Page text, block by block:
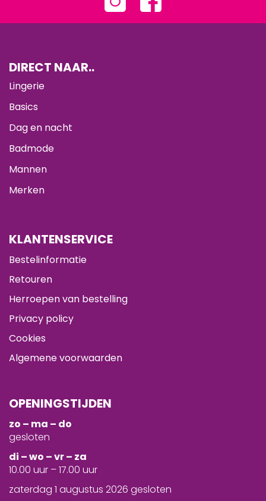
DIRECT NAAR..
Lingerie
Basics
Dag en nacht
Badmode
Mannen
Merken
KLANTENSERVICE
Bestelinformatie
Retouren
Herroepen van bestelling
Privacy policy
Cookies
Algemene voorwaarden
OPENINGSTIJDEN
zo – ma – do
gesloten
di – wo – vr – za
10.00 uur – 17.00 uur
zaterdag 1 augustus 2026 gesloten